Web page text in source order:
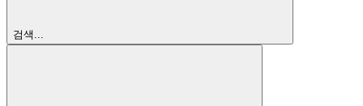
검색...